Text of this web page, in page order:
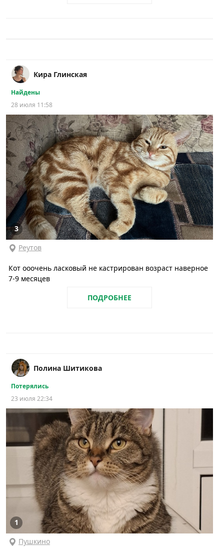
Кира Глинская
Найдены
28 июля 11:58
3
Реутов
Кот ооочень ласковый не кастрирован возраст наверное
7-9 месяцев
ПОДРОБНЕЕ
Полина Шитикова
Потерялись
23 июля 22:34
1
Пушкино